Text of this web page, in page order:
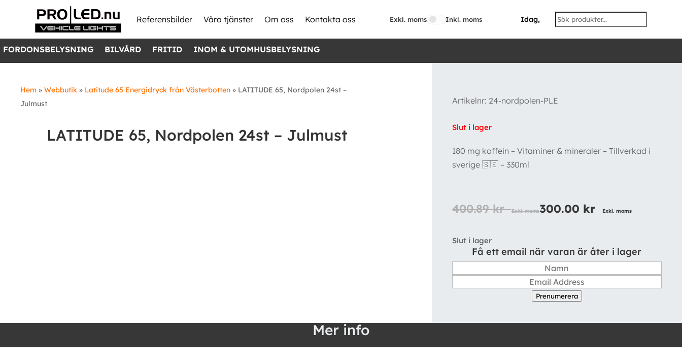
Referensbilder Våra tjänster Om oss Kontakta oss Exkl. moms Inkl. moms Idag,
FORDONSBELYSNING BILVÅRD FRITID INOM & UTOMHUSBELYSNING
Hem » Webbutik » Latitude 65 Energidryck från Västerbotten » LATITUDE 65, Nordpolen 24st –
Julmust
LATITUDE 65, Nordpolen 24st – Julmust
Artikelnr: 24-nordpolen-PLE
Slut i lager
180 mg koffein – Vitaminer & mineraler – Tillverkad i
sverige 🇸🇪 – 330ml
400.89kr Exkl. moms300.00 kr Exkl. moms
Slut i lager
Få ett email när varan är åter i lager
Prenumerera
Mer info